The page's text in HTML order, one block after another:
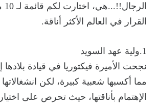
القرار في العالم الأكثر أناقة.
1.ولية عهد السويد
نجحت الأميرة فيكتوريا في قيادة بلادها
مما أكسبها شعبية كبيرة، لكن
الإهتمام بأناقتها، حيث تحرص على